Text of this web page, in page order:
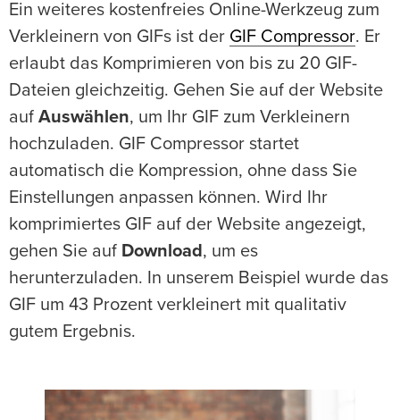
Ein weiteres kostenfreies Online-Werkzeug zum
Verkleinern von GIFs ist der GIF Compressor. Er
erlaubt das Komprimieren von bis zu 20 GIF-
Dateien gleichzeitig. Gehen Sie auf der Website
auf Auswählen, um Ihr GIF zum Verkleinern
hochzuladen. GIF Compressor startet
automatisch die Kompression, ohne dass Sie
Einstellungen anpassen können. Wird Ihr
komprimiertes GIF auf der Website angezeigt,
gehen Sie auf Download , um es
herunterzuladen. In unserem Beispiel wurde das
GIF um 43 Prozent verkleinert mit qualitativ
gutem Ergebnis.